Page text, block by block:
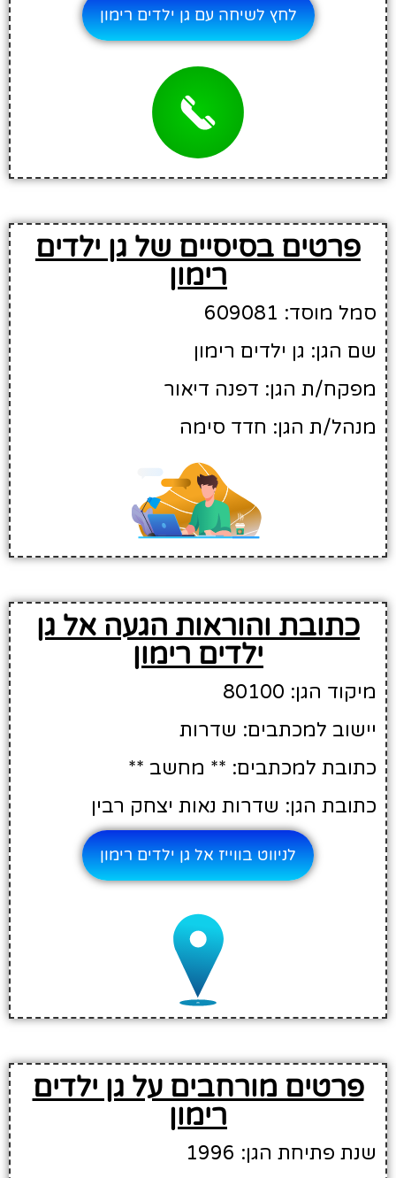
לחץ לשיחה עם גן ילדים רימון
פרטים בסיסיים של גן ילדים
רימון
סמל מוסד: 609081
שם הגן: גן ילדים רימון
מפקח/ת הגן: דפנה דיאור
מנהל/ת הגן: חדד סימה
כתובת והוראות הגעה אל גן
ילדים רימון
מיקוד הגן: 80100
יישוב למכתבים: שדרות
כתובת למכתבים: ** מחשב **
כתובת הגן: שדרות נאות יצחק רבין
לניווט בווייז אל גן ילדים רימון
פרטים מורחבים על גן ילדים
רימון
שנת פתיחת הגן: 1996